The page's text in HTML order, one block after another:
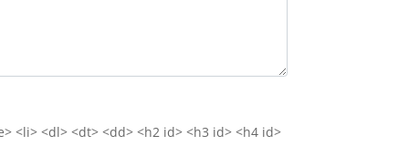
<li> <dl> <dt> <dd> <h2 id> <h3 id> <h4 id>